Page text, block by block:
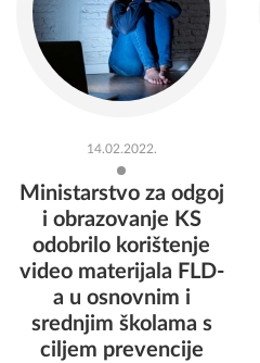
14.02.2022.
Ministarstvo za odgoj
i obrazovanje KS
odobrilo korištenje
video materijala FLD-
a u osnovnim i
srednjim školama s
ciljem prevencije